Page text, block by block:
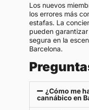
Los nuevos
los errores más
estafas. La
pueden
segura en la
Barcelona.
¿Cómo me
cannábico en